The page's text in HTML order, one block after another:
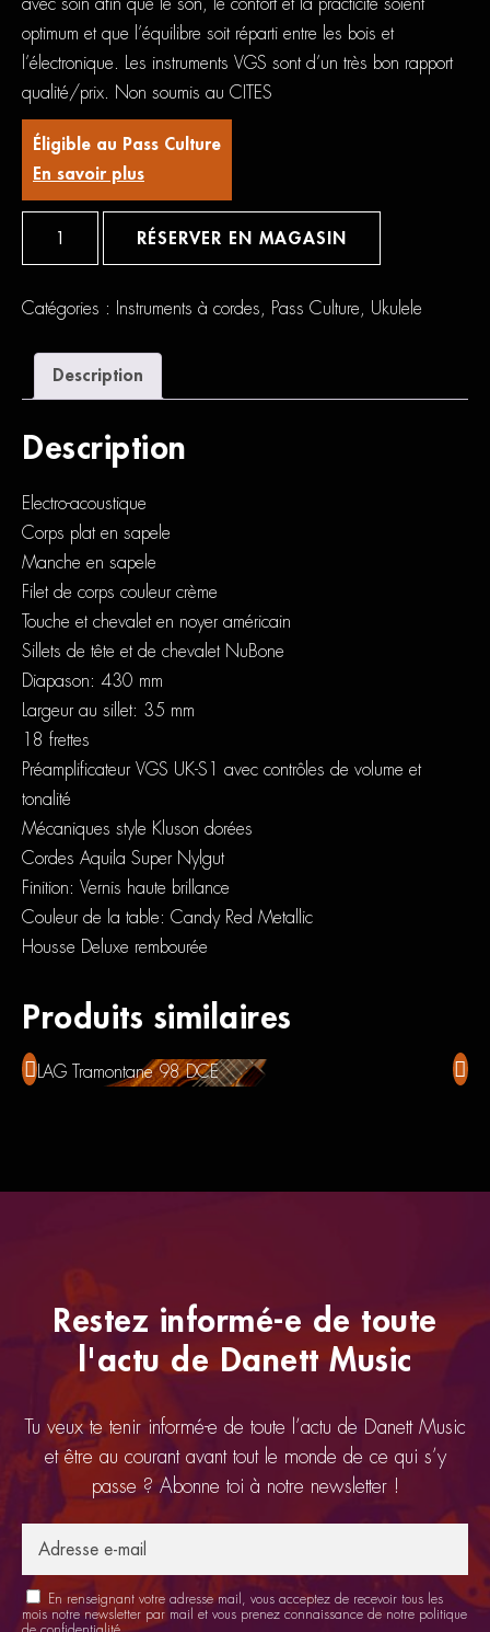
avec soin afin que le son, le confort et la practicité soient
optimum et que l’équilibre soit réparti entre les bois et
l’électronique. Les instruments VGS sont d’un très bon rapport
qualité/prix. Non soumis au CITES
Éligible au Pass Culture
En savoir plus
Electro
RÉSERVER EN MAGASIN
Catégories : Instruments à cordes Pass Culture Ukulele
Description
Description
Electro-acoustique
Corps plat en sapele
Manche en sapele
Filet de corps couleur crème
Touche et chevalet en noyer américain
Sillets de tête et de chevalet NuBone
Diapason: 430 mm
Largeur au sillet: 35 mm
18 frettes
Préamplificateur VGS UK-S1 avec contrôles de volume et
tonalité
Mécaniques style Kluson dorées
Cordes Aquila Super Nylgut
Finition: Vernis haute brillance
Couleur de la table: Candy Red Metallic
Housse Deluxe rembourée
Produits similaires
LAG Tramontane 98 DCE
Restez informé-e de toute
l'actu de Danett Music
Tu veux te tenir informé-e de toute l’actu de Danett Music
et être au courant avant tout le monde de ce qui s’y
passe ? Abonne toi à notre newsletter !
En renseignant votre adresse mail, vous acceptez de recevoir tous les
mois notre newsletter par mail et vous prenez connaissance de notre politique